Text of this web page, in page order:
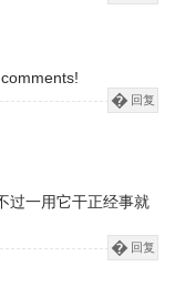
回复
过一用它干正经事就
回复